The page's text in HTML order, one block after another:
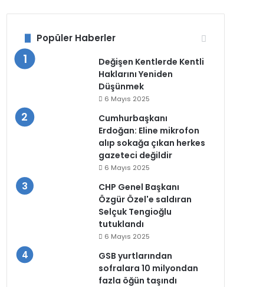
Popüler Haberler
Değişen Kentlerde Kentli
Haklarını Yeniden
Düşünmek
6 Mayıs 2025
Cumhurbaşkanı
Erdoğan: Eline mikrofon
alıp sokağa çıkan herkes
gazeteci değildir
6 Mayıs 2025
CHP Genel Başkanı
Özgür Özel'e saldıran
Selçuk Tengioğlu
tutuklandı
6 Mayıs 2025
GSB yurtlarından
sofralara 10 milyondan
fazla öğün taşındı